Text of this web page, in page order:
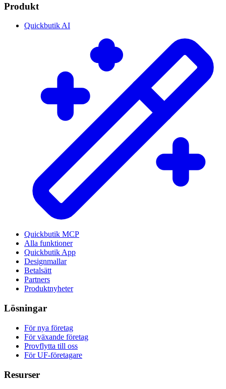
Produkt
Quickbutik AI
Quickbutik MCP
Alla funktioner
Quickbutik App
Designmallar
Betalsätt
Partners
Produktnyheter
Lösningar
För nya företag
För växande företag
Provflytta till oss
För UF-företagare
Resurser